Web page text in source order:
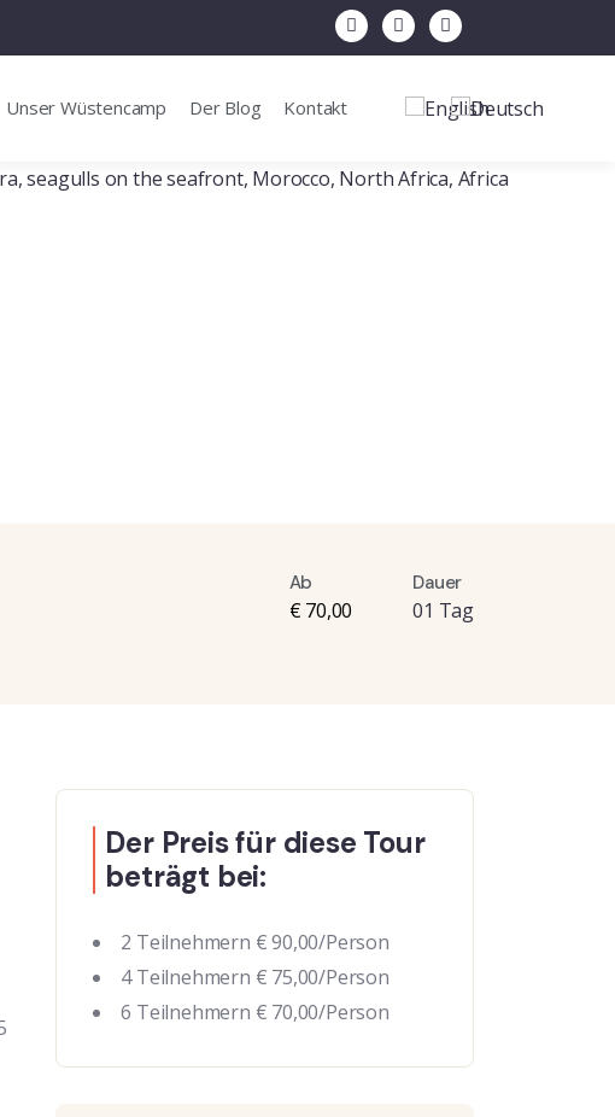
Unser Wüstencamp Der Blog Kontakt
Ab
€ 70,00
Dauer
01 Tag
Der Preis für diese Tour
beträgt bei:
2 Teilnehmern € 90,00/Person
4 Teilnehmern € 75,00/Person
6 Teilnehmern € 70,00/Person